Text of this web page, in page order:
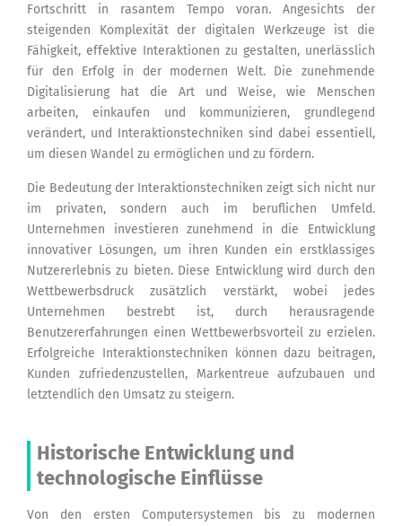
Fortschritt in rasantem Tempo voran. Angesichts der
steigenden Komplexität der digitalen Werkzeuge ist die
Fähigkeit, effektive Interaktionen zu gestalten, unerlässlich
für den Erfolg in der modernen Welt. Die zunehmende
Digitalisierung hat die Art und Weise, wie Menschen
arbeiten, einkaufen und kommunizieren, grundlegend
verändert, und Interaktionstechniken sind dabei essentiell,
um diesen Wandel zu ermöglichen und zu fördern.
Die Bedeutung der Interaktionstechniken zeigt sich nicht nur
im privaten, sondern auch im beruflichen Umfeld.
Unternehmen investieren zunehmend in die Entwicklung
innovativer Lösungen, um ihren Kunden ein erstklassiges
Nutzererlebnis zu bieten. Diese Entwicklung wird durch den
Wettbewerbsdruck zusätzlich verstärkt, wobei jedes
Unternehmen bestrebt ist, durch herausragende
Benutzererfahrungen einen Wettbewerbsvorteil zu erzielen.
Erfolgreiche Interaktionstechniken können dazu beitragen,
Kunden zufriedenzustellen, Markentreue aufzubauen und
letztendlich den Umsatz zu steigern.
Historische Entwicklung und
technologische Einflüsse
Von den ersten Computersystemen bis zu modernen